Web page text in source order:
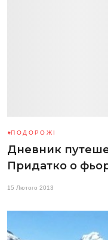
ПОДОРОЖІ
Дневник
Придатко о
15 Лютого 2013